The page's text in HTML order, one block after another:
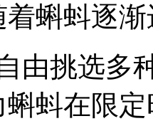
蝌蚪逐
由挑选多
蝌蚪在限